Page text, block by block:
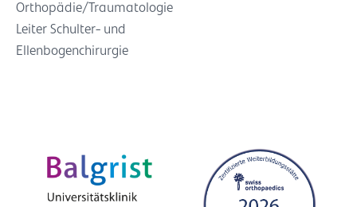
Orthopädie/Traumatologie
Leiter Schulter- und
Ellenbogenchirurgie